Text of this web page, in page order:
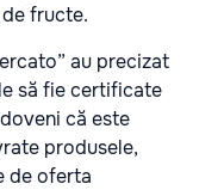
fructe.
au precizat
să fie certificate
că este
produsele,
de oferta